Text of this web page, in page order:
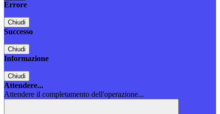
Errore
Chiudi
Successo
Chiudi
Informazione
Chiudi
Attendere...
Attendere il completamento dell'operazione...